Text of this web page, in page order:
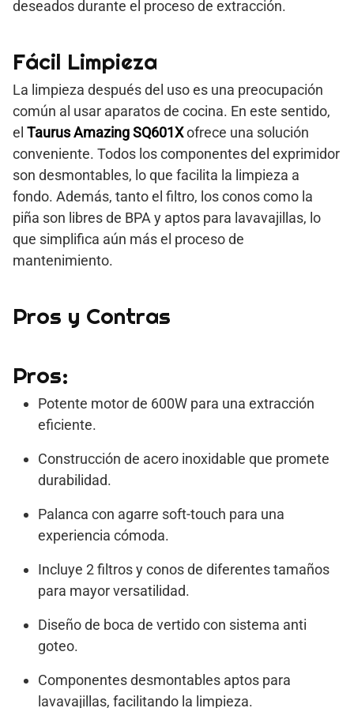
deseados durante el proceso de extracción.
Fácil Limpieza
La limpieza después del uso es una preocupación
común al usar aparatos de cocina. En este sentido,
el Taurus Amazing SQ601Xofrece una solución
conveniente. Todos los componentes del exprimidor
son desmontables, lo que facilita la limpieza a
fondo. Además, tanto el filtro, los conos como la
piña son libres de BPA y aptos para lavavajillas, lo
que simplifica aún más el proceso de
mantenimiento.
Pros y Contras
Pros:
Potente motor de 600W para una extracción
eficiente.
Construcción de acero inoxidable que promete
durabilidad.
Palanca con agarre soft-touch para una
experiencia cómoda.
Incluye 2 filtros y conos de diferentes tamaños
para mayor versatilidad.
Diseño de boca de vertido con sistema anti
goteo.
Componentes desmontables aptos para
lavavajillas, facilitando la limpieza.